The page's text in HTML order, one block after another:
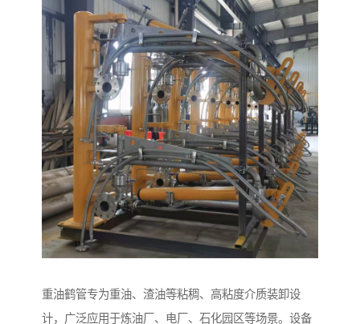
重油鹤管专为重油、渣油等粘稠、高粘度介质装卸设
计，广泛应用于炼油厂、电厂、石化园区等场景。设备